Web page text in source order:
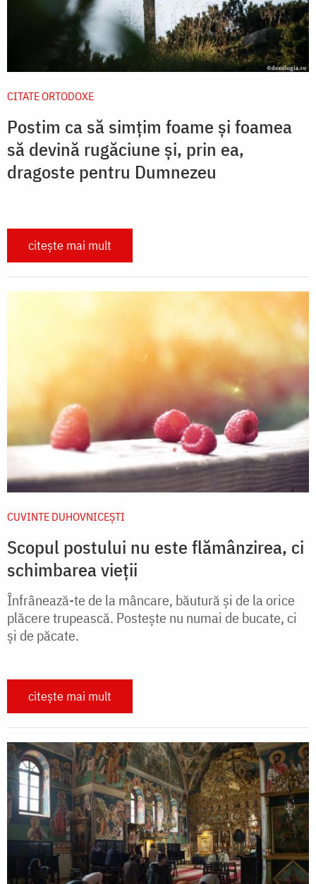
CITATE ORTODOXE
Postim ca să simțim foame și foamea
să devină rugăciune și, prin ea,
dragoste pentru Dumnezeu
citește mai mult
CUVINTE DUHOVNICEȘTI
Scopul postului nu este flămânzirea, ci
schimbarea vieții
Înfrânează-te de la mâncare, băutură și de la orice
plăcere trupească. Postește nu numai de bucate, ci
și de păcate.
citește mai mult